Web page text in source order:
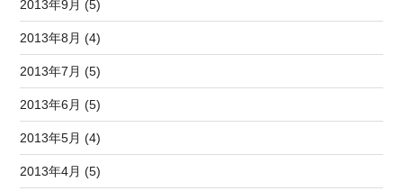
2013年9月 (5)
2013年8月 (4)
2013年7月 (5)
2013年6月 (5)
2013年5月 (4)
2013年4月 (5)